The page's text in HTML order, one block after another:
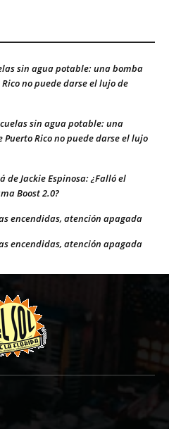
sin agua potable: una bomba
no puede darse el lujo de
sin agua potable: una
Rico no puede darse el lujo
de Jackie Espinosa: ¿Falló el
Boost 2.0?
encendidas, atención apagada
encendidas, atención apagada